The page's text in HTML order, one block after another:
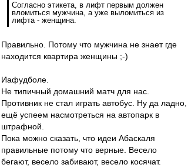
Согласно этикета, в лифт первым должен
вломиться мужчина, а уже выломиться из
лифта - женщина.
Правильно. Потому что мужчина не знает где
находится квартира женщины ;-)
Иафудболе.
Не типичный домашний матч для нас.
Противник не стал играть автобус. Ну да ладно,
ещё успеем насмотреться на автопарк в
штрафной.
Пока можно сказать, что идеи Абаскаля
правильные потому что верные. Весело
бегают, весело забивают, весело косячат.